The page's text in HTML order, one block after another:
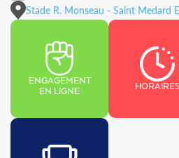
Stade R. Monseau - Saint Medard
ENGAGEMENT
EN LIGNE
HORAIRES